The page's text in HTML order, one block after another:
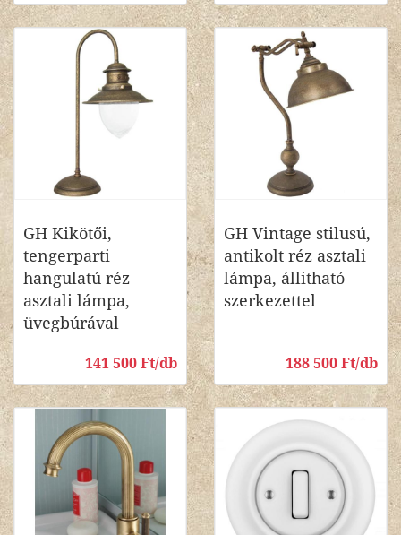
GH Kikötői,
tengerparti
hangulatú réz
asztali lámpa,
üvegbúrával
141 500 Ft/db
GH Vintage stilusú,
antikolt réz asztali
lámpa, állitható
szerkezettel
188 500 Ft/db